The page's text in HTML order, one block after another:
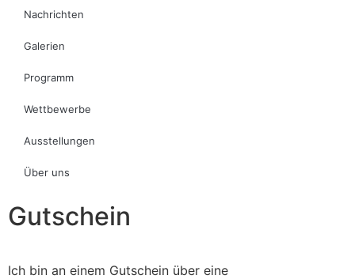
Nachrichten
Galerien
Programm
Wettbewerbe
Ausstellungen
Über uns
Gutschein
Ich bin an einem Gutschein über eine